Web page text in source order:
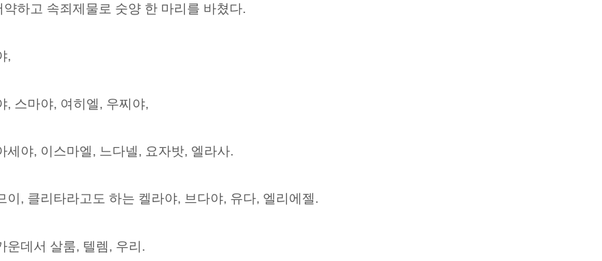
하고 속죄제물로 숫양 한 마리를 바쳤다.
,
, 스마야, 여히엘, 우찌야,
세야, 이스마엘, 느다넬, 요자밧, 엘라사.
이, 클리타라고도 하는 켈라야, 브다야, 유다, 엘리에젤.
운데서 살룸, 텔렘, 우리.